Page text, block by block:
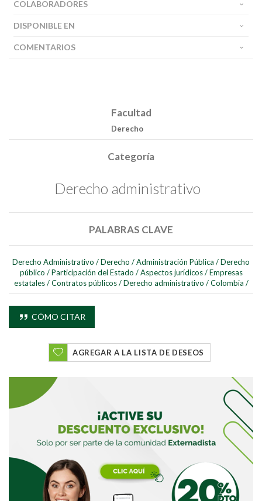
COLABORADORES
DISPONIBLE EN
COMENTARIOS
Facultad
Derecho
Categoría
Derecho administrativo
PALABRAS CLAVE
Derecho Administrativo /Derecho /Administración Pública /Derecho
público / Participación del Estado / Aspectos jurídicos / Empresas
estatales / Contratos públicos / Derecho administrativo / Colombia /
CÓMO CITAR
AGREGAR A LA LISTA DE DESEOS